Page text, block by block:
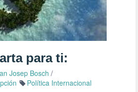
para ti:
Josep Bosch /
Política Internacional